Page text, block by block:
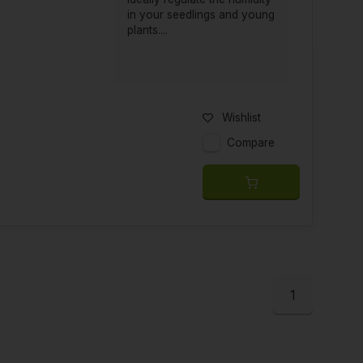
in your seedlings and young
plants....
Wishlist
Compare
1